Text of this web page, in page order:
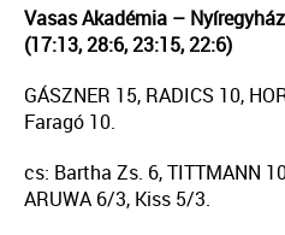
Vasas Akadémia –
(17:13, 28:6, 23:15, 22:6)
GÁSZNER 15, RADICS 10,
Faragó 10.
cs: Bartha Zs. 6, TITTMANN
ARUWA 6/3, Kiss 5/3.